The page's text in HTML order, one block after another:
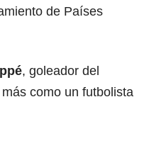
de Países
, goleador del
como un futbolista